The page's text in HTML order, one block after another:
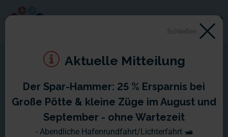
Montag, 24. Juni 2013 –
Sonntag, 30. Juni 2013
Schließen
Aktuelle Mitteilung
Der Spar-Hammer: 25 % Ersparnis bei
Große Pötte & kleine Züge im August und
September - ohne Wartezeit
- Abendliche Hafenrundfahrt/Lichterfahrt 🛥️